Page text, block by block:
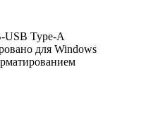
USB Type-A
для Windows